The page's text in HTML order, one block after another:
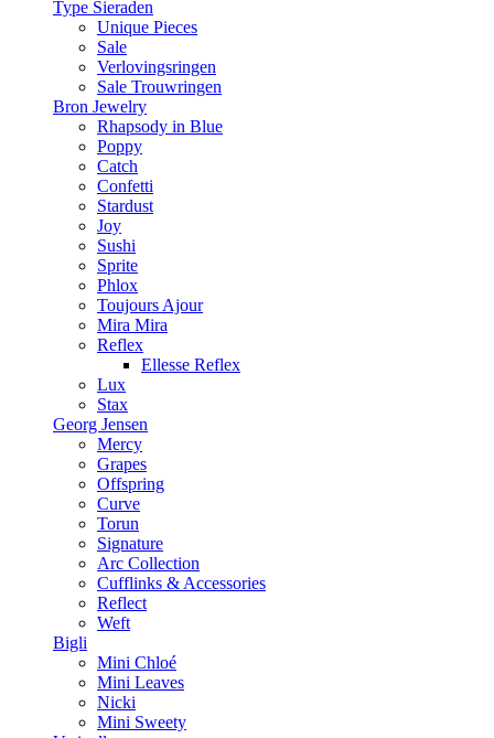
Type Sieraden
Unique Pieces
Sale
Verlovingsringen
Sale Trouwringen
Bron Jewelry
Rhapsody in Blue
Poppy
Catch
Confetti
Stardust
Joy
Sushi
Sprite
Phlox
Toujours Ajour
Mira Mira
Reflex
Ellesse Reflex
Lux
Stax
Georg Jensen
Mercy
Grapes
Offspring
Curve
Torun
Signature
Arc Collection
Cufflinks & Accessories
Reflect
Weft
Bigli
Mini Chloé
Mini Leaves
Nicki
Mini Sweety